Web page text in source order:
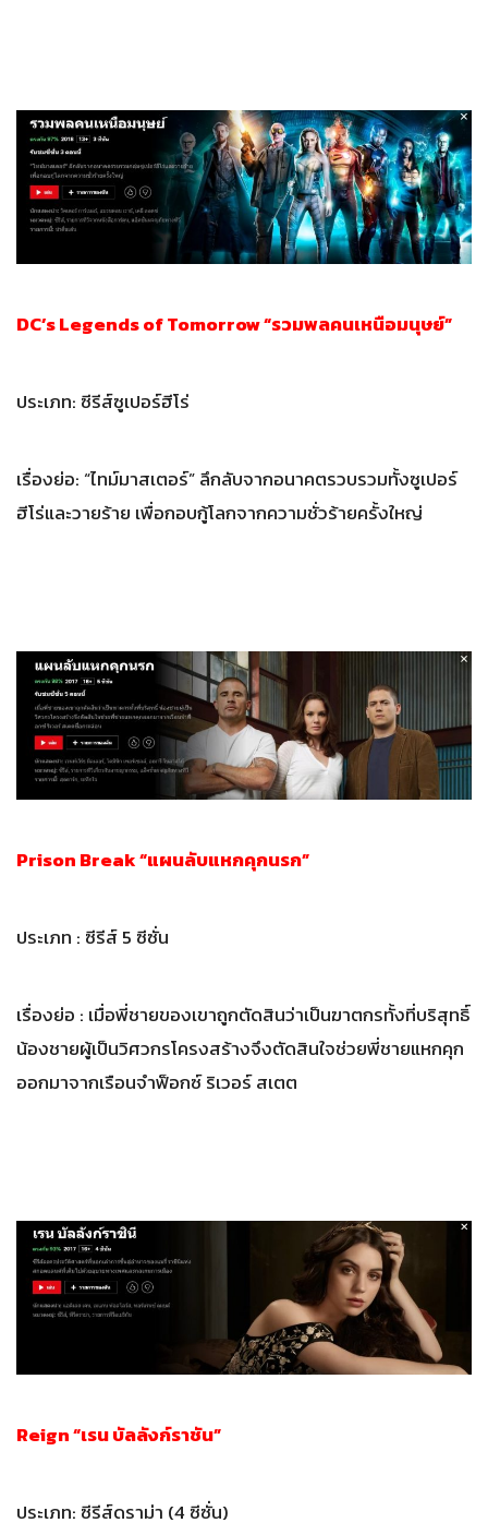
DC’s Legends of Tomorrow “รวมพลคนเหนือมนุษย์”
ประเภท: ซีรีส์ซูเปอร์ฮีโร่
เรื่องย่อ: “ไทม์มาสเตอร์” ลึกลับจากอนาคตรวบรวมทั้งซูเปอร์
ฮีโร่และวายร้าย เพื่อกอบกู้โลกจากความชั่วร้ายครั้งใหญ่
Prison Break “แผนลับแหกคุกนรก”
ประเภท : ซีรีส์ 5 ซีซั่น
เรื่องย่อ : เมื่อพี่ชายของเขาถูกตัดสินว่าเป็นฆาตกรทั้งที่บริสุทธิ์
น้องชายผู้เป็นวิศวกรโครงสร้างจึงตัดสินใจช่วยพี่ชายแหกคุก
ออกมาจากเรือนจำฟ็อกซ์ ริเวอร์ สเตต
Reign “เรน บัลลังก์ราชัน”
ประเภท: ซีรีส์ดราม่า (4 ซีซั่น)